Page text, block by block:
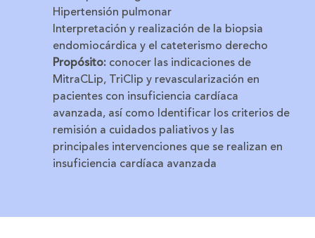
Hipertensión pulmonar
Interpretación y realización de la biopsia
endomiocárdica y el cateterismo derecho
Propósito: conocer las indicaciones de
MitraCLip, TriClip y revascularización en
pacientes con insuficiencia cardíaca
avanzada, así como Identificar los criterios de
remisión a cuidados paliativos y las
principales intervenciones que se realizan en
insuficiencia cardíaca avanzada